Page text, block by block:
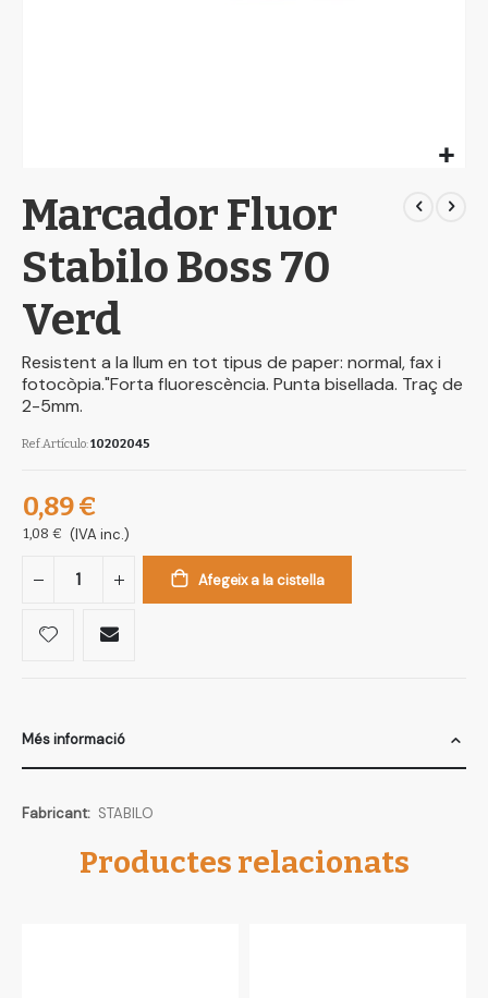
to
the
of
images
gallery
Marcador Fluor
Stabilo Boss 70
Verd
Resistent a la llum en tot tipus de paper: normal, fax i
fotocòpia."Forta fluorescència. Punta bisellada. Traç de
2-5mm.
Ref.Artículo 10202045
0,89 €
1,08 € (IVA inc.)
Afegeix a la cistella
Més informació
Més
STABILO
Productes relacionats